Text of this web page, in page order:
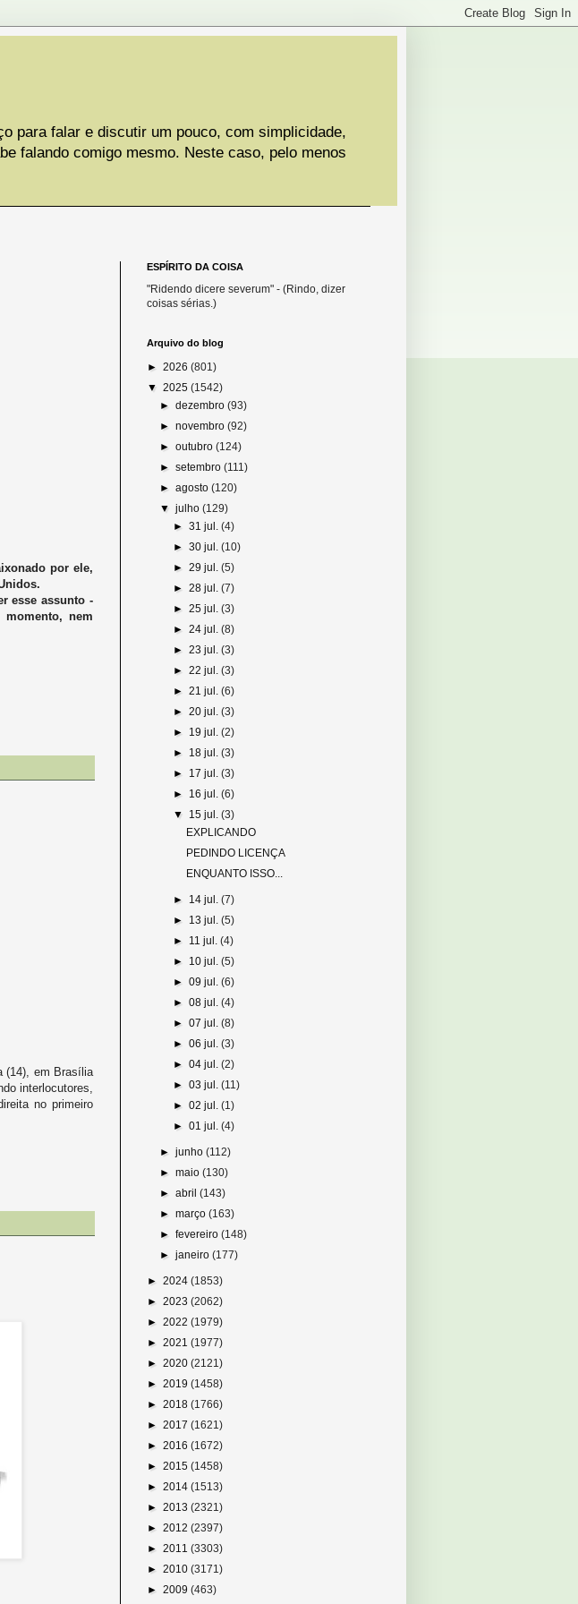
para falar e discutir um pouco, com simplicidade,
falando comigo mesmo. Neste caso, pelo menos
por ele,
esse assunto -
nem
(14), em Brasília
interlocutores,
no primeiro
ESPÍRITO DA COISA
"Ridendo dicere severum" - (Rindo, dizer
coisas sérias.)
Arquivo do blog
► 2026 (801)
▼ 2025 (1542)
►dezembro(93)
►novembro(92)
►outubro(124)
►setembro(111)
►agosto(120)
▼julho(129)
► 31 jul. (4)
► 30 jul. (10)
► 29 jul. (5)
► 28 jul. (7)
► 25 jul. (3)
► 24 jul. (8)
► 23 jul. (3)
► 22 jul. (3)
► 21 jul. (6)
► 20 jul. (3)
► 19 jul. (2)
► 18 jul. (3)
► 17 jul. (3)
► 16 jul. (6)
▼ 15 jul. (3)
EXPLICANDO
PEDINDO LICENÇA
ENQUANTO ISSO...
► 14 jul. (7)
► 13 jul. (5)
► 11 jul. (4)
► 10 jul. (5)
► 09 jul. (6)
► 08 jul. (4)
► 07 jul. (8)
► 06 jul. (3)
► 04 jul. (2)
► 03 jul. (11)
► 02 jul. (1)
► 01 jul. (4)
►junho(112)
►maio(130)
►abril(143)
►março(163)
►fevereiro(148)
►janeiro(177)
► 2024 (1853)
► 2023 (2062)
► 2022 (1979)
► 2021 (1977)
► 2020 (2121)
► 2019 (1458)
► 2018 (1766)
► 2017 (1621)
► 2016 (1672)
► 2015 (1458)
► 2014 (1513)
► 2013 (2321)
► 2012 (2397)
► 2011 (3303)
► 2010 (3171)
► 2009 (463)